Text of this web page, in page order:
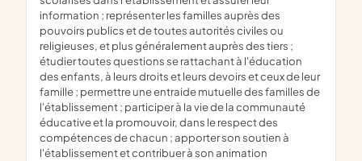
information ; représenter les familles auprès des
pouvoirs publics et de toutes autorités civiles ou
religieuses, et plus généralement auprès des tiers ;
étudier toutes questions se rattachant à l'éducation
des enfants, à leurs droits et leurs devoirs et ceux de leur
famille ; permettre une entraide mutuelle des familles de
l'établissement ; participer à la vie de la communauté
éducative et la promouvoir, dans le respect des
compétences de chacun ; apporter son soutien à
l'établissement et contribuer à son animation